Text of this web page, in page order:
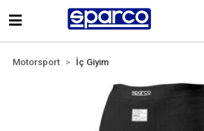
Motorsport İç Giyim